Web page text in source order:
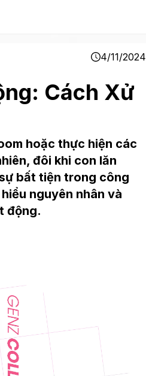
4/11/2024
Cách Xử
hoặc thực hiện các
đôi khi con lăn
bất tiện trong công
nguyên nhân và
động.